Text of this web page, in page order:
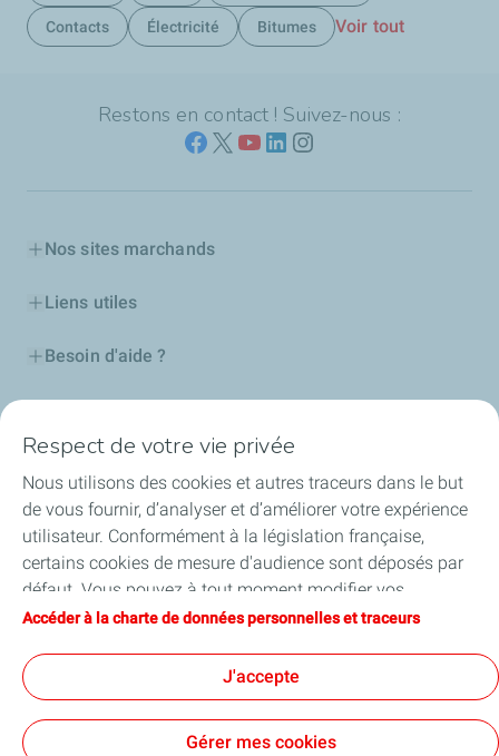
Contacts Électricité Bitumes Voir tout
Restons en contact ! Suivez-nous :
Nos sites marchands
Liens utiles
Besoin d'aide ?
Certificats d'économies d'énergie
Nos partenaires
Collaborer avec TotalEnergies
Accessibilité
Conditions Générales d’Utilisation
Respect de votre vie privée
Nous utilisons des cookies et autres traceurs dans le but
de vous fournir, d’analyser et d’améliorer votre expérience
utilisateur. Conformément à la législation française,
certains cookies de mesure d'audience sont déposés par
défaut. Vous pouvez à tout moment modifier vos
paramètres de cookies en cliquant sur le bouton « Gérer
vous acceptez le dépôt de l’ensemble des cookies. Dans le
cas où vous cliquez sur « Je refuse », seuls les cookies
techniques nécessaires au bon fonctionnement du site
seront utilisés. Pour plus d’informations, vous pouvez
Accéder à la charte de données personnelles et traceurs
J'accepte
Gérer mes cookies